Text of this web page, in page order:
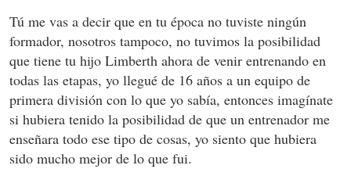
Tú me vas a decir que en tu época no tuviste ningún
formador, nosotros tampoco, no tuvimos la posibilidad
que tiene tu hijo Limberth ahora de venir entrenando en
todas las etapas, yo llegué de 16 años a un equipo de
primera división con lo que yo sabía, entonces imagínate
si hubiera tenido la posibilidad de que un entrenador me
enseñara todo ese tipo de cosas, yo siento que hubiera
sido mucho mejor de lo que fui.